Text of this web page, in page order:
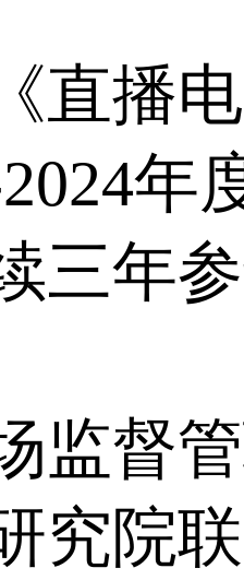
直播
年
三年
监督
究院